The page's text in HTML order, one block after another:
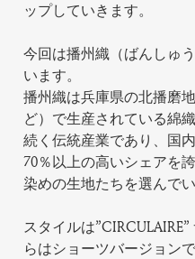
ップしていきます。
今回は播州織（ばんしゅ
います。
播州織は兵庫県の北播磨
ど）で生産されている綿
続く伝統産業であり、国
70％以上の高いシェアを
染めの生地たちを選んで
スタイルは
らはショーツバージョンで